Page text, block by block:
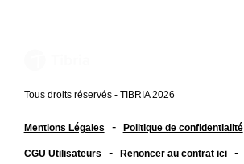
Tous droits réservés - TIBRIA 2026
Mentions Légales - Politique de confidentialité
CGU Utilisateurs - Renoncer au contrat ici -